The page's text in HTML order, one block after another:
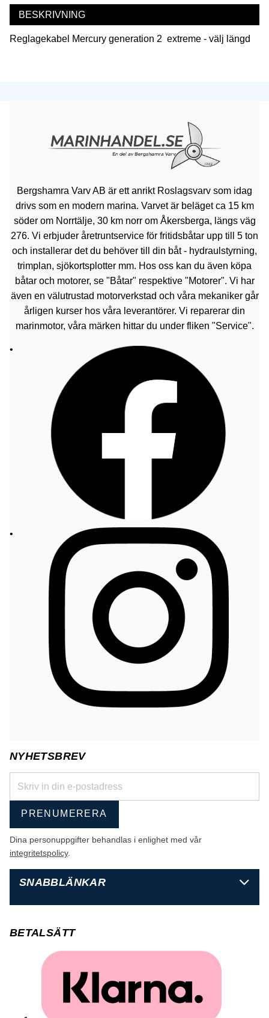
BESKRIVNING
Reglagekabel Mercury generation 2 extreme - välj längd
Bergshamra Varv AB är ett anrikt Roslagsvarv som idag
drivs som en modern marina. Varvet är beläget ca 15 km
söder om Norrtälje, 30 km norr om Åkersberga, längs väg
276. Vi erbjuder åretruntservice för fritidsbåtar upp till 5 ton
och installerar det du behöver till din båt - hydraulstyrning,
trimplan, sjökortsplotter mm. Hos oss kan du även köpa
båtar och motorer, se "Båtar" respektive "Motorer". Vi har
även en välutrustad motorverkstad och våra mekaniker går
årligen kurser hos våra leverantörer. Vi reparerar din
marinmotor, våra märken hittar du under fliken "Service".
NYHETSBREV
PRENUMERERA
Dina personuppgifter behandlas i enlighet med vår
integritetspolicy.
SNABBLÄNKAR
BETALSÄTT